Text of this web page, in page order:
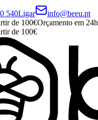
540Ligar
info@beeu.pt
de 100€Orçamento em 24h
de 100€